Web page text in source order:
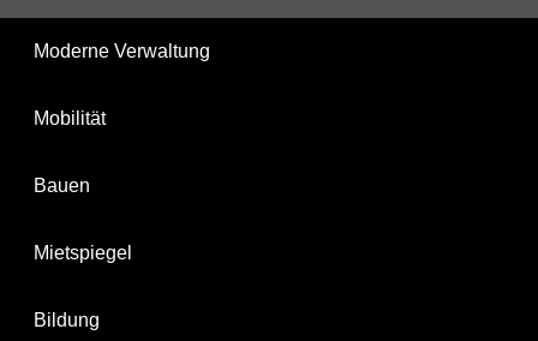
Moderne Verwaltung
Mobilität
Bauen
Mietspiegel
Bildung